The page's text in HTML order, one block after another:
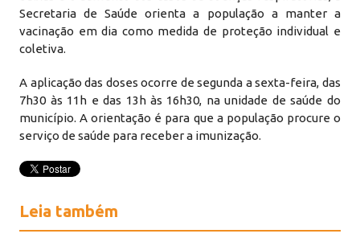
Secretaria de Saúde orienta a população a manter a
vacinação em dia como medida de proteção individual e
coletiva.
A aplicação das doses ocorre de segunda a sexta-feira, das
7h30 às 11h e das 13h às 16h30, na unidade de saúde do
município. A orientação é para que a população procure o
serviço de saúde para receber a imunização.
Leia também